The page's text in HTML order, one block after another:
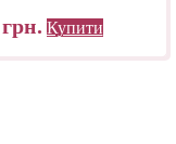
грн. Купити